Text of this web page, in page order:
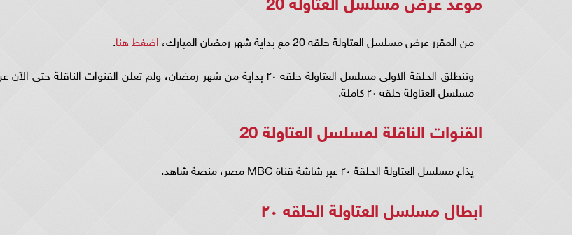
من المقرر عرض مسلسل العتاولة حلقه 20 مع بداية شهر رمضان المبارك، اضغط هنا.
وتنطلق الحلقة الاولى مسلسل العتاولة حلقه ٢٠ بداية من شهر رمضان، ولم تعلن القنوات
مسلسل العتاولة حلقه ٢٠ كاملة.
القنوات الناقلة لمسلسل العتاولة 20
يذاع مسلسل العتاولة الحلقة ٢٠ عبر شاشة قناة MBC مصر، منصة شاهد.
ابطال مسلسل العتاولة الحلقه ٢٠